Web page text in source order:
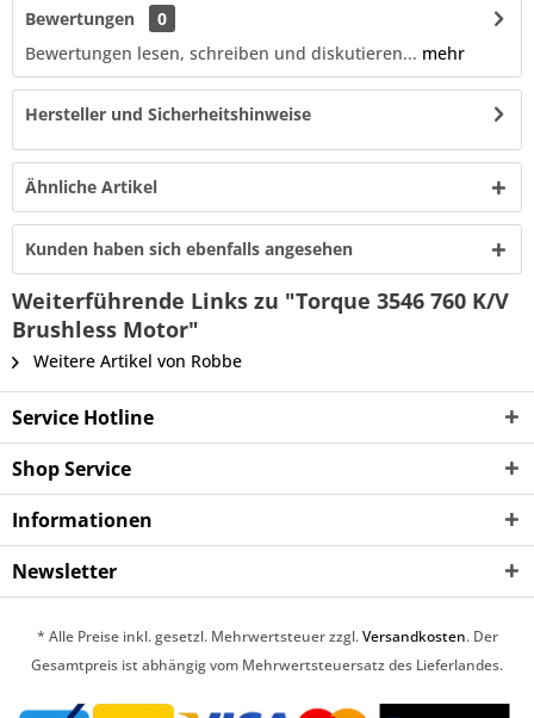
Bewertungen
0
Bewertungen lesen, schreiben und diskutieren... mehr
Hersteller und Sicherheitshinweise
Ähnliche Artikel
Kunden haben sich ebenfalls angesehen
Weiterführende Links zu "Torque 3546 760 K/V
Brushless Motor"
Weitere Artikel von Robbe
Service Hotline
Shop Service
Informationen
Newsletter
* Alle Preise inkl. gesetzl. Mehrwertsteuer zzgl.Versandkosten. Der
Gesamtpreis ist abhängig vom Mehrwertsteuersatz des Lieferlandes.